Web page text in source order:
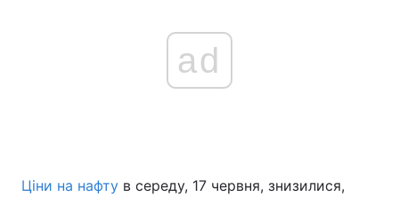
ad
Ціни на нафту в середу, 17 червня, знизилися,